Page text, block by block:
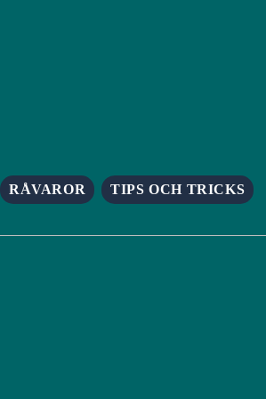
RÅVAROR TIPS OCH TRICKS